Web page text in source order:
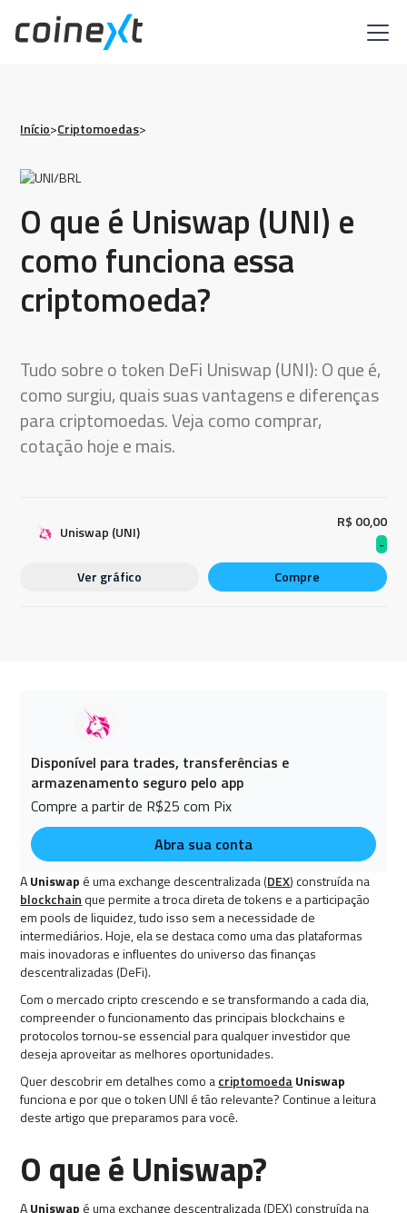
Início>Criptomoedas>
O que é Uniswap (UNI) e
como funciona essa
criptomoeda?
Tudo sobre o token DeFi Uniswap (UNI): O que é,
como surgiu, quais suas vantagens e diferenças
para criptomoedas. Veja como comprar,
cotação hoje e mais.
Uniswap (UNI)
R$ 00,00
-
Ver gráfico
Compre
Disponível para trades, transferências e
armazenamento seguro pelo app
Compre a partir de R$25 com Pix
Abra sua conta
AUniswap é uma exchange descentralizada (DEX) construída na
blockchainque permite a troca direta de tokens e a participação
em pools de liquidez, tudo isso sem a necessidade de
intermediários. Hoje, ela se destaca como uma das plataformas
mais inovadoras e influentes do universo das finanças
descentralizadas (DeFi).
Com o mercado cripto crescendo e se transformando a cada dia,
compreender o funcionamento das principais blockchains e
protocolos tornou‑se essencial para qualquer investidor que
deseja aproveitar as melhores oportunidades.
Quer descobrir em detalhes como acriptomoedaUniswap
funciona e por que o token UNI é tão relevante? Continue a leitura
deste artigo que preparamos para você.
O que é Uniswap?
AUniswap é uma exchange descentralizada (DEX) construída na